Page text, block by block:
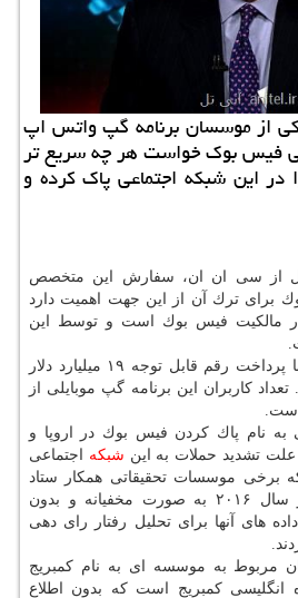
از موسسان برنامه گپ واتس اپ
فیس بوك خواست هر چه سریع تر
این شبكه اجتماعی پاك كرده و
از سی ان ان، سفارش این متخصص
برای ترك آن از این جهت اهمیت دارد
مالكیت فیس بوك است و توسط این
فیس بوك در سال ۲۰۱۴ با پرداخت رقم قابل توجه ۱۹ میلیارد دلار
كاربران این برنامه گپ موبایلی از
نام پاك كردن فیس بوك در اروپا و
علت تشدید حملات به این شبكه اجتماعی
برخی موسسات تحقیقاتی همكار ستاد
انتخاباتی دونالد ترامپ در سال ۲۰۱۶ به صورت مخفیانه و بدون
های آنها برای تحلیل رفتار رای دهی
مربوط به موسسه ای به نام كمبریج
انگلیسی كمبریج است كه بدون اطلاع